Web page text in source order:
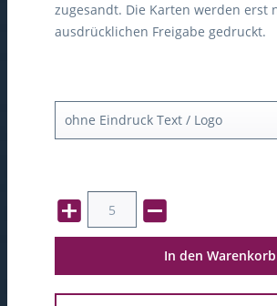
zugesandt. Die Karten werden erst
ausdrücklichen Freigabe gedruckt.
In den Warenkorb